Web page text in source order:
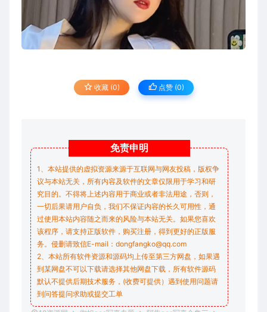
收藏 (0) 点赞 (0)
免责申明
1、本站提供的虚拟资源来源于互联网与网友投稿，版权争
议与本站无关，所有内容及软件的文章仅限用于学习和研
究目的。不得将上述内容用于商业或者非法用途，否则，
一切后果请用户自负，我们不保证内容的长久可用性，通
过使用本站内容随之而来的风险与本站无关。如果您喜欢
该程序，请支持正版软件，购买注册，得到更好的正版服
务。侵删请致信E-mail：dongfangko@qq.com
2、本站所有软件资源和源码均上传至第三方网盘，如果遇
到某网盘不可以下载请选择其他网盘下载，所有软件源码
默认不提供后期技术服务，(收费可提供）遇到使用问题请
到问答提问求助或提交工单